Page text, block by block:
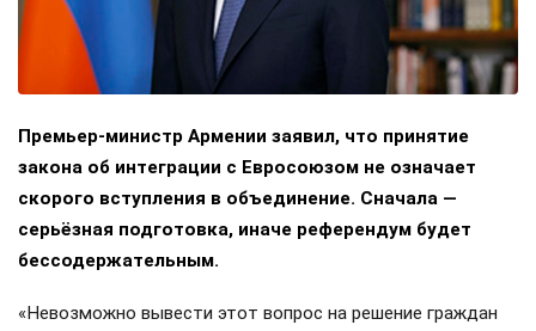
Премьер-министр Армении заявил, что принятие
закона об интеграции с Евросоюзом не означает
скорого вступления в объединение. Сначала —
серьёзная подготовка, иначе референдум будет
бессодержательным.
«Невозможно вывести этот вопрос на решение граждан